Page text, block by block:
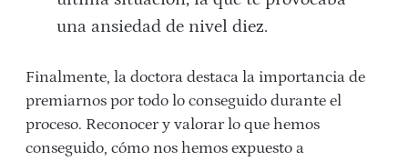
una ansiedad de nivel diez.
Finalmente, la doctora destaca la importancia de
premiarnos por todo lo conseguido durante el
proceso. Reconocer y valorar lo que hemos
conseguido, cómo nos hemos expuesto a